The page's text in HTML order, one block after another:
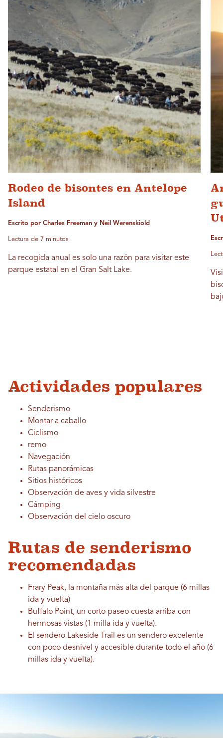
Rodeo de bisontes en Antelope
Island
Escrito por Charles Freeman y Neil Werenskiold
Lectura de 7 minutos
La recogida anual es solo una razón para visitar este
parque estatal en el Gran Salt Lake.
Actividades populares
Senderismo
Montar a caballo
Ciclismo
remo
Navegación
Rutas panorámicas
Sitios históricos
Observación de aves y vida silvestre
Cámping
Observación del cielo oscuro
Rutas de senderismo
recomendadas
Frary Peak, la montaña más alta del parque (6 millas
ida y vuelta)
Buffalo Point, un corto paseo cuesta arriba con
hermosas vistas (1 milla ida y vuelta).
El sendero Lakeside Trail es un sendero excelente
con poco desnivel y accesible durante todo el año (6
millas ida y vuelta).